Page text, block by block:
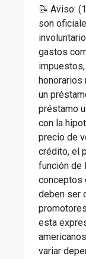
📝 Aviso:
son
gastos
honorarios
un
préstamo
con la
precio de
crédito, el
función de
conceptos
deben ser
esta
variar